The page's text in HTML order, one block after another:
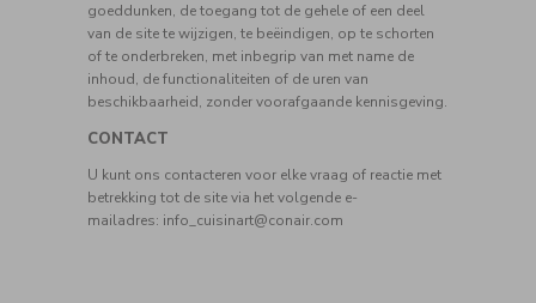
goeddunken, de toegang tot de gehele of een deel
van de site te wijzigen, te beëindigen, op te schorten
of te onderbreken, met inbegrip van met name de
inhoud, de functionaliteiten of de uren van
beschikbaarheid, zonder voorafgaande kennisgeving.
CONTACT
U kunt ons contacteren voor elke vraag of reactie met
betrekking tot de site via het volgende e-
mailadres: info_cuisinart@conair.com